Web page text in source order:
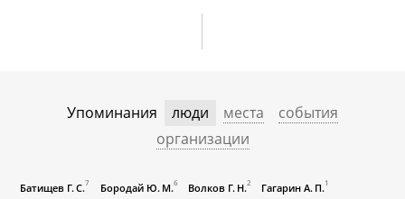
Упоминания люди места
события
организации
Батищев Г. С.7 Бородай Ю. М.6 Волков Г. Н. 2 Гагарин А. П. 1